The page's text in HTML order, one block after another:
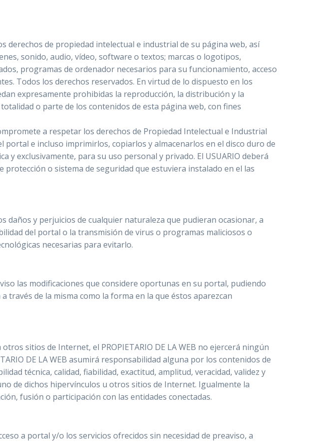
derechos de propiedad intelectual e industrial de su página web, así
sonido, audio, vídeo, software o textos; marcas o logotipos,
programas de ordenador necesarios para su funcionamiento, acceso
Todos los derechos reservados. En virtud de lo dispuesto en los
expresamente prohibidas la reproducción, la distribución y la
o parte de los contenidos de esta página web, con fines
a respetar los derechos de Propiedad Intelectual e Industrial
portal e incluso imprimirlos, copiarlos y almacenarlos en el disco duro de
exclusivamente, para su uso personal y privado. El USUARIO deberá
o sistema de seguridad que estuviera instalado en el las
daños y perjuicios de cualquier naturaleza que pudieran ocasionar, a
del portal o la transmisión de virus o programas maliciosos o
necesarias para evitarlo.
las modificaciones que considere oportunas en su portal, pudiendo
de la misma como la forma en la que éstos aparezcan
sitios de Internet, el PROPIETARIO DE LA WEB no ejercerá ningún
DE LA WEB asumirá responsabilidad alguna por los contenidos de
técnica, calidad, fiabilidad, exactitud, amplitud, veracidad, validez y
de dichos hipervínculos u otros sitios de Internet. Igualmente la
fusión o participación con las entidades conectadas.
a portal y/o los servicios ofrecidos sin necesidad de preaviso, a